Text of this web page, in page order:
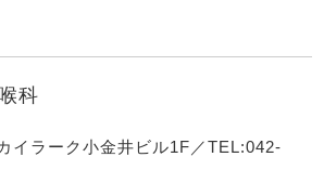
科
イラーク小金井ビル1F／TEL:042-